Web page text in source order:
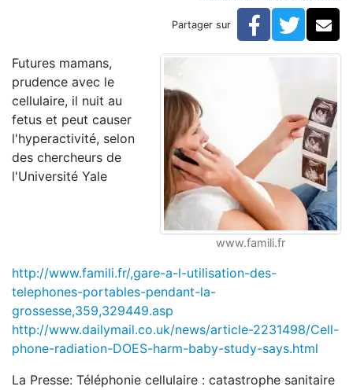
Hypersensibilités environnementales
Cellulaire : hyperactivité, cancer du sein et
Partager sur Facebook
www.famili.fr
Futures mamans,
prudence avec le
cellulaire, il nuit au
fetus et peut causer
l'hyperactivité, selon
des chercheurs de
l'Université Yale
http://www.famili.fr/,gare-a-l-utilisation-des-
telephones-portables-pendant-la-
grossesse,359,329449.asp
http://www.dailymail.co.uk/news/article-2231498/Cell-
phone-radiation-DOES-harm-baby-study-says.html
La Presse: Téléphonie cellulaire : catastrophe sanitaire